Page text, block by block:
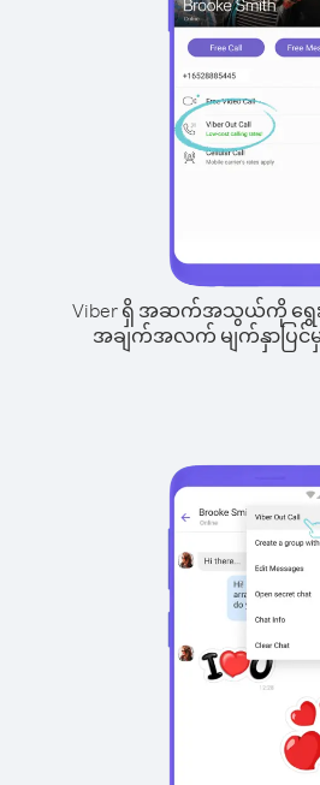
Viber ရှိ အဆက်အသွယ်ကို ရွေး
အချက်အလက် မျက်နှာပြင်မှန